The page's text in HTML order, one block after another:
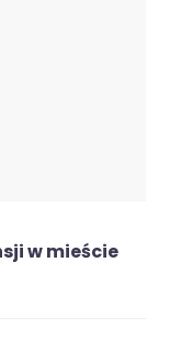
w mieście